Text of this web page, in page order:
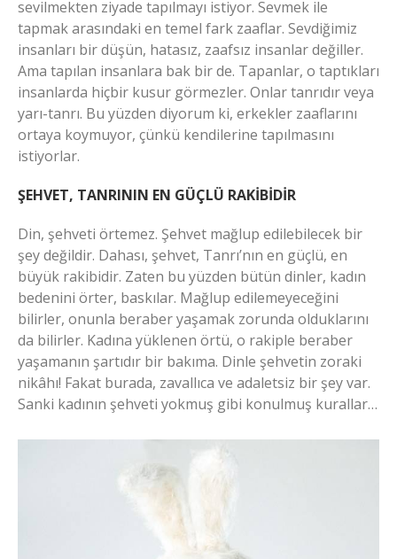
sevilmekten ziyade tapılmayı istiyor. Sevmek ile
tapmak arasındaki en temel fark zaaflar. Sevdiğimiz
insanları bir düşün, hatasız, zaafsız insanlar değiller.
Ama tapılan insanlara bak bir de. Tapanlar, o taptıkları
insanlarda hiçbir kusur görmezler. Onlar tanrıdır veya
yarı-tanrı. Bu yüzden diyorum ki, erkekler zaaflarını
ortaya koymuyor, çünkü kendilerine tapılmasını
istiyorlar.
ŞEHVET, TANRININ EN GÜÇLÜ RAKİBİDİR
Din, şehveti örtemez. Şehvet mağlup edilebilecek bir
şey değildir. Dahası, şehvet, Tanrı’nın en güçlü, en
büyük rakibidir. Zaten bu yüzden bütün dinler, kadın
bedenini örter, baskılar. Mağlup edilemeyeceğini
bilirler, onunla beraber yaşamak zorunda olduklarını
da bilirler. Kadına yüklenen örtü, o rakiple beraber
yaşamanın şartıdır bir bakıma. Dinle şehvetin zoraki
nikâhı! Fakat burada, zavallıca ve adaletsiz bir şey var.
Sanki kadının şehveti yokmuş gibi konulmuş kurallar…